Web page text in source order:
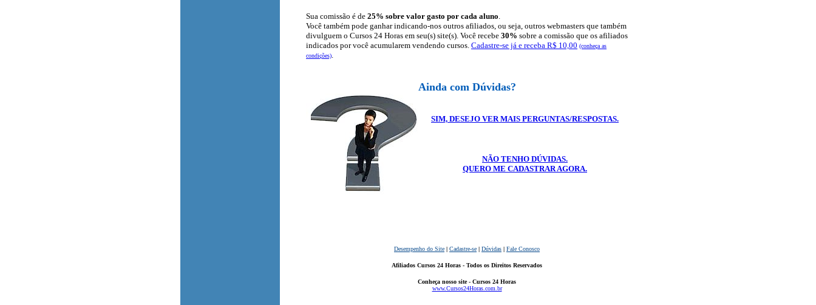
Sua comissão é de 25% sobre valor gasto por cada aluno.
Você também pode ganhar indicando-nos outros afiliados, ou seja, outros webmasters que também
divulguem o Cursos 24 Horas em seu(s) site(s). Você recebe 30% sobre a comissão que os afiliados
indicados por você acumularem vendendo cursos. Cadastre-se já e receba R$ 10,00 (conheça as
condições).
Ainda com Dúvidas?
SIM, DESEJO VER MAIS PERGUNTAS/RESPOSTAS.
NÃO TENHO DÚVIDAS.
QUERO ME CADASTRAR AGORA.
Desempenho do Site Cadastre-se Dúvidas Fale Conosco
Afiliados Cursos 24 Horas - Todos os Direitos Reservados
Conheça nosso site - Cursos 24 Horas
www.Cursos24Horas.com.br